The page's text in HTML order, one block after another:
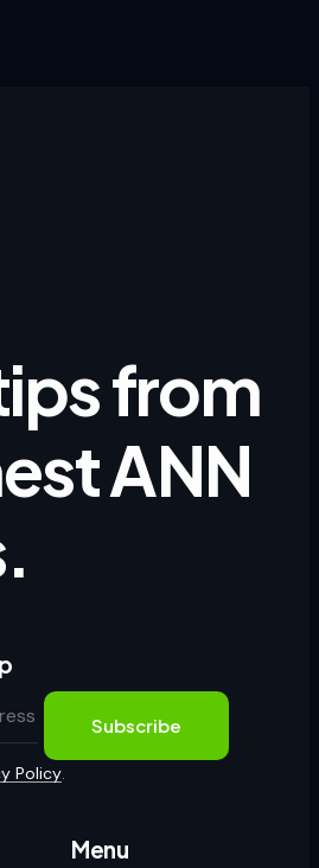
from
ANN
Subscribe
Policy.
Menu